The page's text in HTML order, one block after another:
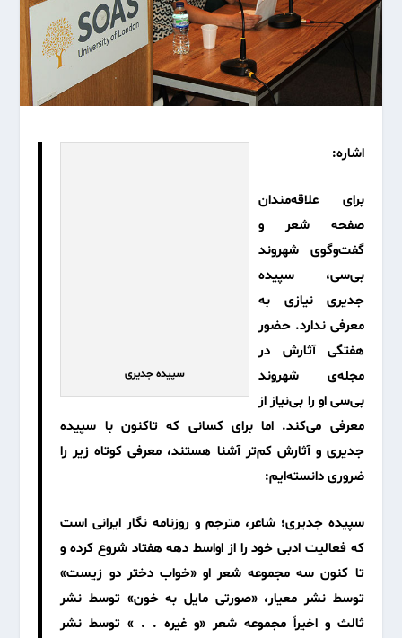
سپیده جدیری
اشاره:
برای علاقه‌مندان
صفحه شعر و
گفت‌و‌گوی شهروند
بی‌سی، سپیده
جدیری نیازی به
معرفی ندارد. حضور
هفتگی آثارش در
مجله‌ی شهروند
بی‌سی او را بی‌نیاز از
معرفی می‌کند. اما برای کسانی که تاکنون با سپیده
جدیری و آثارش کم‌تر آشنا هستند، معرفی کوتاه زیر را
ضروری ‌دانسته‌ایم:
سپیده جدیری؛ شاعر، مترجم و روزنامه نگار ایرانی است
که فعالیت ادبی خود را از اواسط دهه هفتاد شروع کرده و
تا کنون سه مجموعه شعر او«خواب دختر دو زیست»
توسطنشر معیار،«صورتی مایل به خون» توسط نشر
ثالث و اخیراًمجموعه شعر «و غیره . . »توسط نشر